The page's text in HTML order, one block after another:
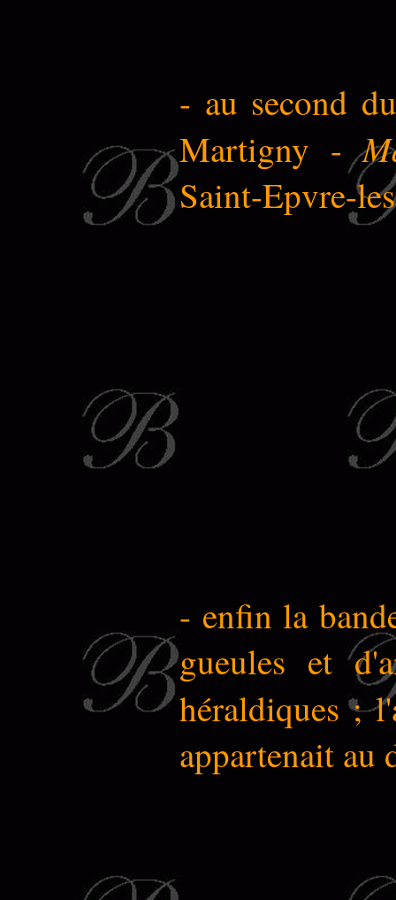
- au second
Martigny -
Saint-Epvre-
- enfin la
gueules et
héraldiques ;
appartenait au